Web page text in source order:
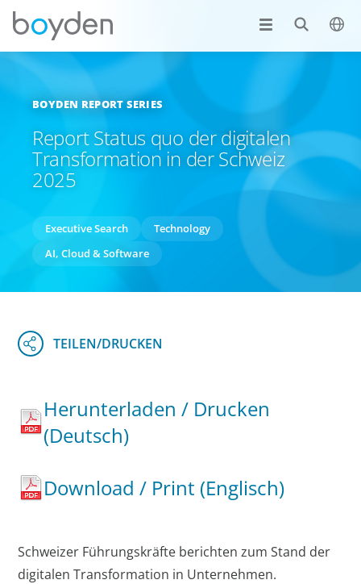
BOYDEN REPORT SERIES
Report Status quo der digitalen
Transformation in der Schweiz
2025
Executive Search
Technology
AI, Cloud & Software
Herunterladen / Drucken
(Deutsch)
Download / Print (Englisch)
Schweizer Führungskräfte berichten zum Stand der
digitalen Transformation in Unternehmen.